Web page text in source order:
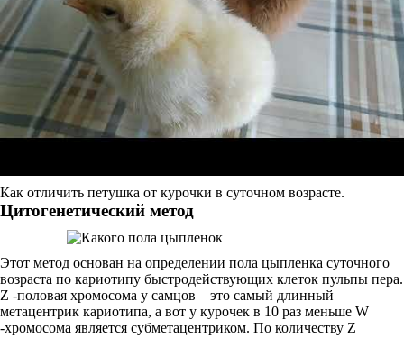
Как отличить петушка от курочки в суточном возрасте.
Цитогенетический метод
Этот метод основан на определении пола цыпленка суточного
возраста по кариотипу быстродействующих клеток пульпы пера.
Z -половая хромосома у самцов – это самый длинный
метацентрик кариотипа, а вот у курочек в 10 раз меньше W
-хромосома является субметацентриком. По количеству Z